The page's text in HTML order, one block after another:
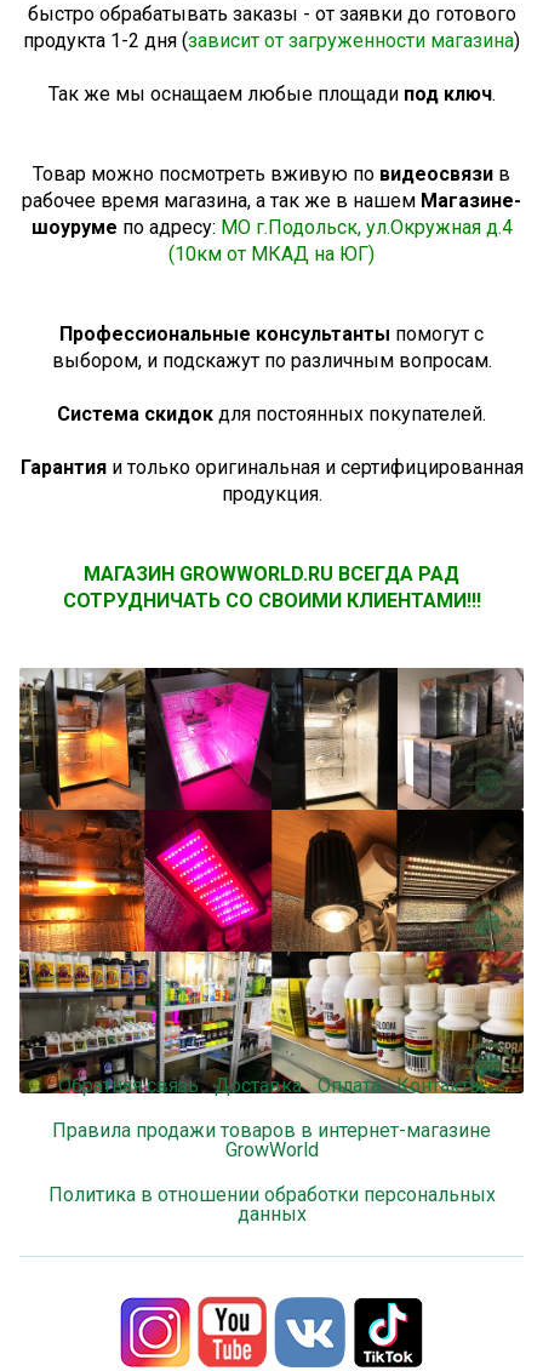
быстро обрабатывать заказы - от заявки до готового
продукта 1-2 дня (зависит от загруженности магазина)
Так же мы оснащаем любые площади под ключ.
Товар можно посмотреть вживую по видеосвязи в
рабочее время магазина, а так же в нашем Магазине-
шоуруме по адресу: МО г.Подольск, ул.Окружная д.4
(10км от МКАД на ЮГ)
Профессиональные консультанты помогут с
выбором, и подскажут по различным вопросам.
Система скидок для постоянных покупателей.
Гарантияи только оригинальная и сертифицированная
продукция.
МАГАЗИН GROWWORLD.RU ВСЕГДА РАД
СОТРУДНИЧАТЬ СО СВОИМИ КЛИЕНТАМИ!!!
Обратная связь Доставка Оплата
Контакты
Правила продажи товаров в интернет-магазине
GrowWorld
Политика в отношении обработки персональных
данных